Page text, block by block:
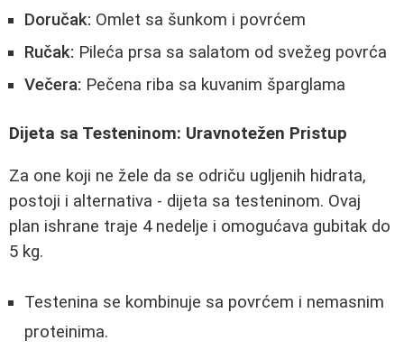
Doručak: Omlet sa šunkom i povrćem
Ručak: Pileća prsa sa salatom od svežeg povrća
Večera: Pečena riba sa kuvanim šparglama
Dijeta sa Testeninom: Uravnotežen Pristup
Za one koji ne žele da se odriču ugljenih hidrata,
postoji i alternativa - dijeta sa testeninom. Ovaj
plan ishrane traje 4 nedelje i omogućava gubitak do
5 kg.
Testenina se kombinuje sa povrćem i nemasnim
proteinima.